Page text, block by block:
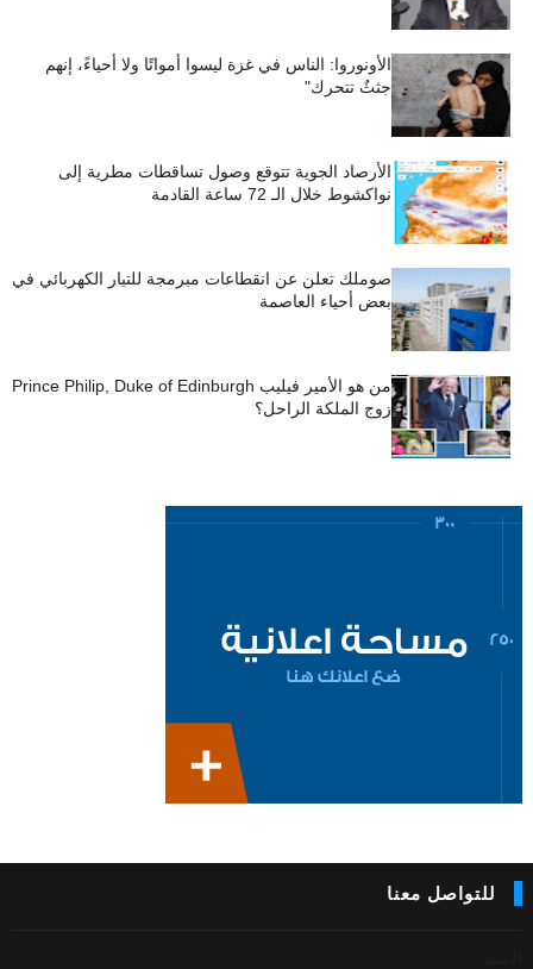
الأونوروا: الناس في غزة ليسوا أمواتًا ولا أحياءً، إنهم
جثثٌ تتحرك"
الأرصاد الجوية تتوقع وصول تساقطات مطرية إلى
نواكشوط خلال الـ 72 ساعة القادمة
صوملك تعلن عن انقطاعات مبرمجة للتيار الكهربائي في
بعض أحياء العاصمة
من هو الأمير فيليب Prince Philip, Duke of Edinburgh
زوج الملكة الراحل؟
للتواصل معنا